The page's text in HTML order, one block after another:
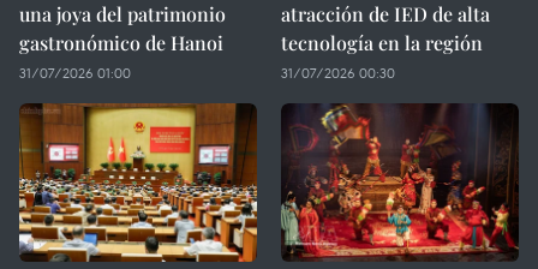
una joya del patrimonio
gastronómico de Hanoi
31/07/2026 01:00
atracción de IED de alta
tecnología en la región
31/07/2026 00:30